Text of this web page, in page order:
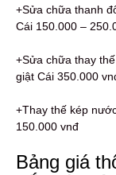
+Sửa chữa thanh
Cái 150.000 –
+Sửa chữa thay
giật Cái 350.000
+Thay thế kép
150.000 vnđ
Bảng giá